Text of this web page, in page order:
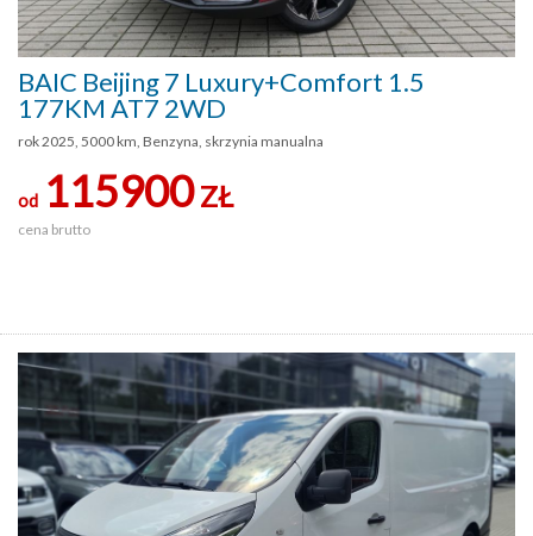
BAIC Beijing 7 Luxury+Comfort 1.5
177KM AT7 2WD
rok 2025, 5000 km, Benzyna, skrzynia manualna
od 115900ZŁ
cena brutto